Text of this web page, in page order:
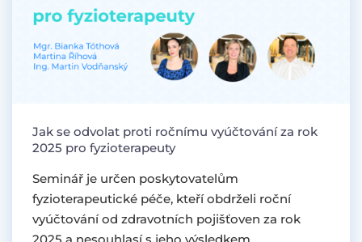
Jak se odvolat proti ročnímu vyúčtování za rok
2025 pro fyzioterapeuty
Seminář je určen poskytovatelům
fyzioterapeutické péče, kteří obdrželi roční
vyúčtování od zdravotních pojišťoven za rok